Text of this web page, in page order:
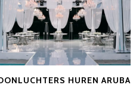
HUREN ARUBA